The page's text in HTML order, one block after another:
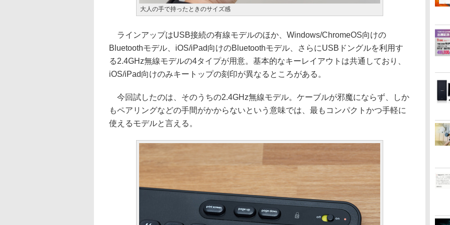
大人の手で持ったときのサイズ感
ラインアップはUSB接続の有線モデルのほか、Windows/ChromeOS向けの
Bluetoothモデル、iOS/iPad向けのBluetoothモデル、さらにUSBドングルを利用す
る2.4GHz無線モデルの4タイプが用意。基本的なキーレイアウトは共通しており、
iOS/iPad向けのみキートップの刻印が異なるところがある。
今回試したのは、そのうちの2.4GHz無線モデル。ケーブルが邪魔にならず、しか
もペアリングなどの手間がかからないという意味では、最もコンパクトかつ手軽に
使えるモデルと言える。